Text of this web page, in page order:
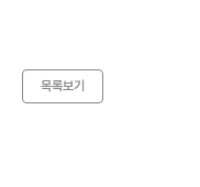
목록보기